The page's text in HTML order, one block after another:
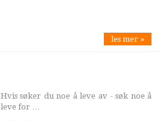
les mer »
Hvis søker du noe å leve av - søk noe å
leve for …